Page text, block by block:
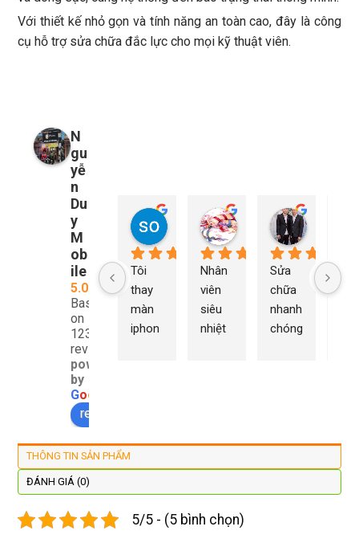
Với thiết kế nhỏ gọn và tính năng an toàn cao, đây là công
cụ hỗ trợ sửa chữa đắc lực cho mọi kỹ thuật viên.
N
gu
yễ
n
Du
y
M
ob
ile
5.0
Based
on
1232
reviews
powered
by
Goo
review us on
so young
1 năm trước
Tôi
thay
màn
iphon
lại
xịn
My Nguyễn
1 năm trước
Nhân
viên
siêu
nhiệt
tôi sẽ
Sửa
chữa
nhanh
chóng
đây
n
THÔNG TIN SẢN PHẨM
ĐÁNH GIÁ (0)
5/5 - (5 bình chọn)